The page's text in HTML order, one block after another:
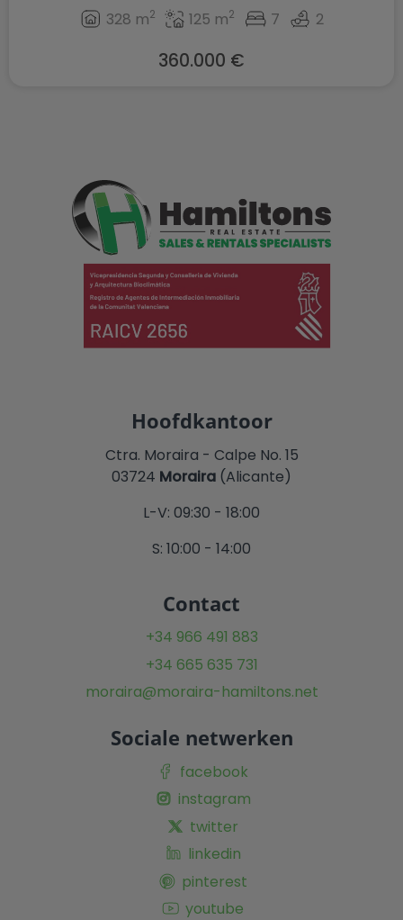
328 m2 125 m2 7 2
360.000 €
Hoofdkantoor
Ctra. Moraira - Calpe No. 15
03724 Moraira (Alicante)
L-V: 09:30 - 18:00
S: 10:00 - 14:00
Contact
+34 966 491 883
+34 665 635 731
moraira@moraira-hamiltons.net
Sociale netwerken
facebook
instagram
twitter
linkedin
pinterest
youtube